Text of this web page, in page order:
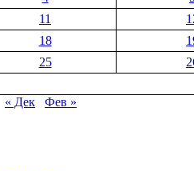
11
18
25
« Дек
Фев »